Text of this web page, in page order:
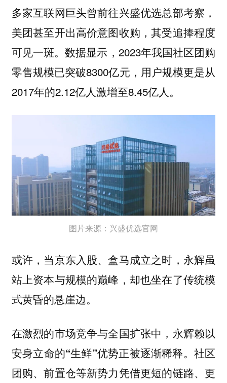
多家互联网巨头曾前往兴盛优选总部考察，
美团甚至开出高价意图收购，其受追捧程度
可见一斑。数据显示，2023年我国社区团购
零售规模已突破8300亿元，用户规模更是从
2017年的2.12亿人激增至8.45亿人。
图片来源：兴盛优选官网
或许，当京东入股、盒马成立之时，永辉虽
站上资本与规模的巅峰，却也坐在了传统模
式黄昏的悬崖边。
在激烈的市场竞争与全国扩张中，永辉赖以
安身立命的“生鲜”优势正被逐渐稀释。社区
团购、前置仓等新势力凭借更短的链路、更